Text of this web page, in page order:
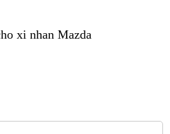
xi nhan Mazda